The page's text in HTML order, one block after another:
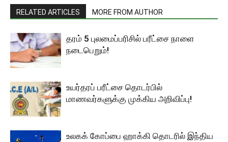
RELATED ARTICLES MORE FROM AUTHOR
தரம் 5 புலமைப்பரிசில் பரீட்சை நாளை
நடைபெறும்!
உயர்தரப் பரீட்சை தொடர்பில்
மாணவர்களுக்கு முக்கிய அறிவிப்பு!
உலகக் கோப்பை ஹாக்கி தொடரில் இந்திய